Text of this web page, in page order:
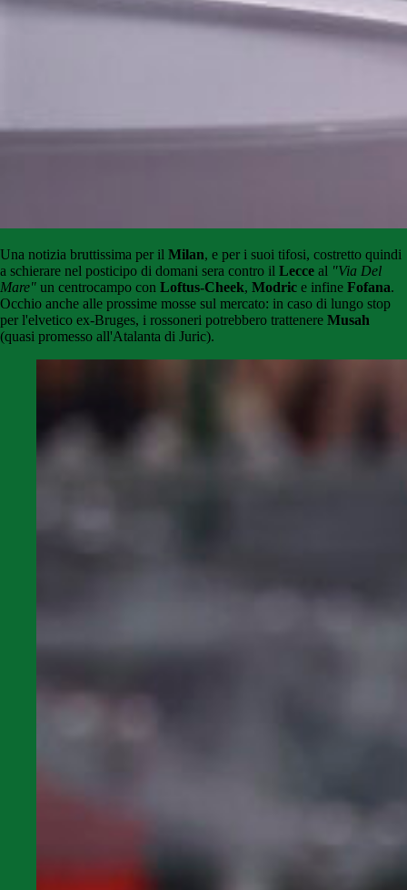
Una notizia bruttissima per il Milan, e per i suoi tifosi, costretto quindi
a schierare nel posticipo di domani sera contro il Lecce al "Via Del
Mare" un centrocampo con Loftus-Cheek, Modric e infine Fofana.
Occhio anche alle prossime mosse sul mercato: in caso di lungo stop
per l'elvetico ex-Bruges, i rossoneri potrebbero trattenere Musah
(quasi promesso all'Atalanta di Juric).